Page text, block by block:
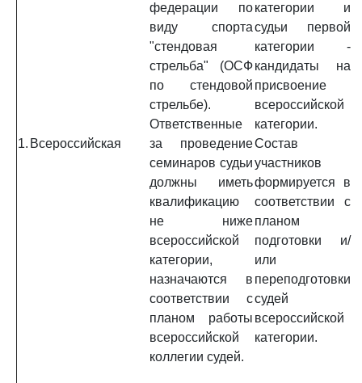
1. Всероссийская
федерации по
виду спорта
"стендовая
стрельба" (ОСФ
по стендовой
стрельбе).
Ответственные
за проведение
семинаров судьи
должны иметь
квалификацию
не ниже
всероссийской
категории,
назначаются в
соответствии с
планом работы
всероссийской
коллегии судей.
категории и
судьи первой
категории -
кандидаты на
присвоение
всероссийской
категории.
Состав
участников
формируется в
соответствии с
планом
подготовки и/
или
переподготовки
судей
всероссийской
категории.